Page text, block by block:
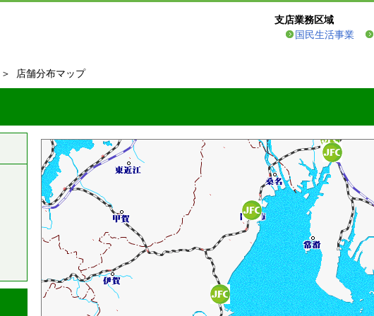
支店業務区域
国民生活事業
＞ 店舗分布マップ